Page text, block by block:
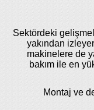
Sektördeki
yakından
makinelere de
bakım ile en
Montaj ve